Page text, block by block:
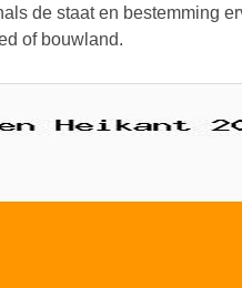
de staat en bestemming
of bouwland.